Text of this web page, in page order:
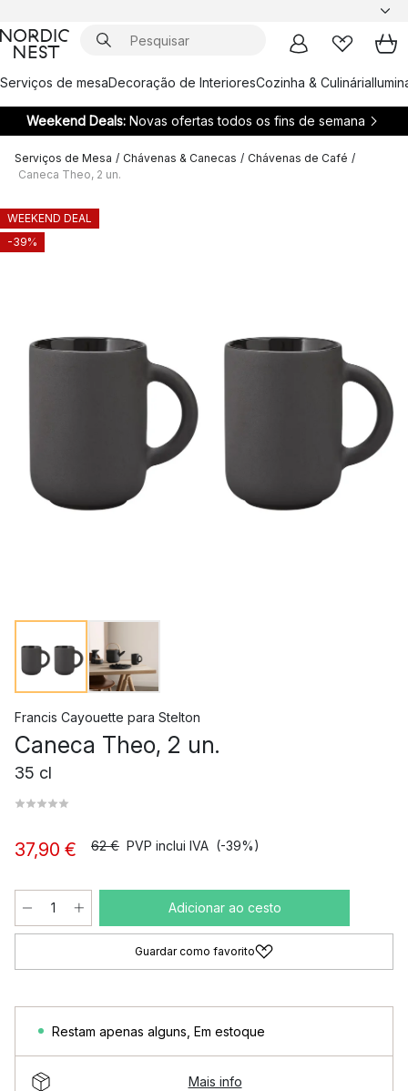
Serviços de mesaDecoração de InterioresCozinha & Culinária
Weekend Deals: Novas ofertas todos os fins de semana
Serviços de Mesa / Chávenas & Canecas / Chávenas de Café /
Caneca Theo, 2 un.
WEEKEND DEAL
-39%
Francis Cayouette para Stelton
Caneca Theo, 2 un.
35 cl
37,90 € 62 € PVP inclui IVA (-39%)
Adicionar ao cesto
Guardar como favorito
Restam apenas alguns Em estoque
Mais info